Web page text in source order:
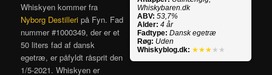
Whiskybaren.dk
ABV: 53,7%
Alder: 4 år
Fadtype: Dansk egetræ
Røg: Uden
Whiskyblog.dk: ★★★ ★★
Whiskyen kommer fra
Nyborg Destilleri på Fyn. Fad
nummer #1000349, der er et
50 liters fad af dansk
egetræ, er påfyldt råsprit den
1/5-2021. Whiskyen er